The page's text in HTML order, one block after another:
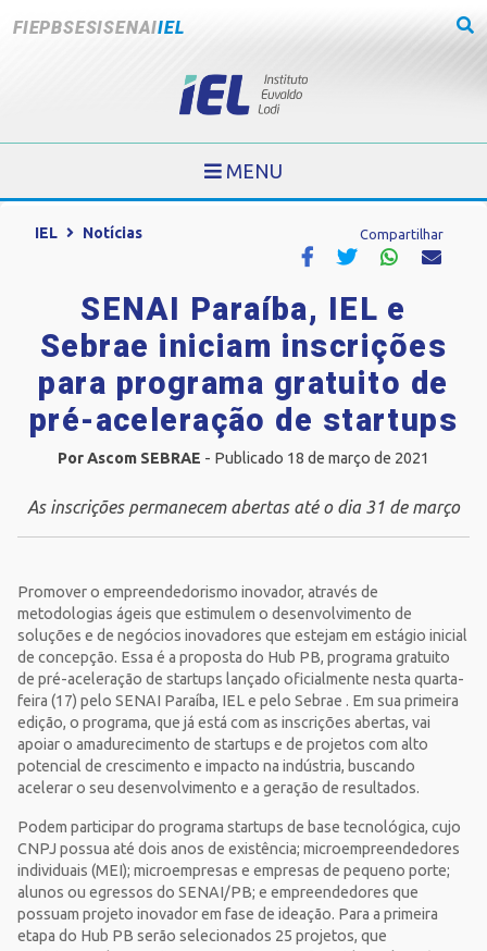
FIEPBSESISENAIIEL
MENU
IEL Notícias Compartilhar
SENAI Paraíba, IEL e
Sebrae iniciam inscrições
para programa gratuito de
pré-aceleração de startups
Por Ascom SEBRAE - Publicado 18 de março de 2021
As inscrições permanecem abertas até o dia 31 de março
Promover o empreendedorismo inovador, através de
metodologias ágeis que estimulem o desenvolvimento de
soluções e de negócios inovadores que estejam em estágio inicial
de concepção. Essa é a proposta do Hub PB, programa gratuito
de pré-aceleração de startups lançado oficialmente nesta quarta-
feira (17) pelo SENAI Paraíba, IEL e pelo Sebrae . Em sua primeira
edição, o programa, que já está com as inscrições abertas, vai
apoiar o amadurecimento de startups e de projetos com alto
potencial de crescimento e impacto na indústria, buscando
acelerar o seu desenvolvimento e a geração de resultados.
Podem participar do programa startups de base tecnológica, cujo
CNPJ possua até dois anos de existência; microempreendedores
individuais (MEI); microempresas e empresas de pequeno porte;
alunos ou egressos do SENAI/PB; e empreendedores que
possuam projeto inovador em fase de ideação. Para a primeira
etapa do Hub PB serão selecionados 25 projetos, que